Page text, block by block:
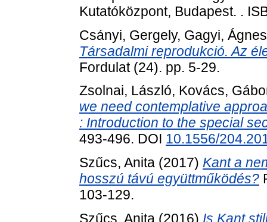
Kutatóközpont, Budapest. .
Csányi, Gergely, Gagyi, Ágnes
Társadalmi reprodukció. Az
Fordulat (24). pp. 5-29.
Zsolnai, László, Kovács,
we need contemplative
: Introduction to the special
493-496. DOI 10.1556/
Szűcs, Anita (2017) Kant a
hosszú távú együttműködés?
103-129.
Szűcs, Anita (2016) Is Kant